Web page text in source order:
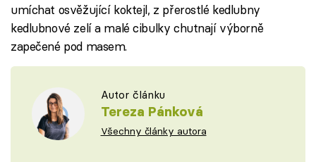
umíchat osvěžující koktejl, z přerostlé kedlubny
kedlubnové zelí a malé cibulky chutnají výborně
zapečené pod masem.
Autor článku
Tereza Pánková
Všechny články autora